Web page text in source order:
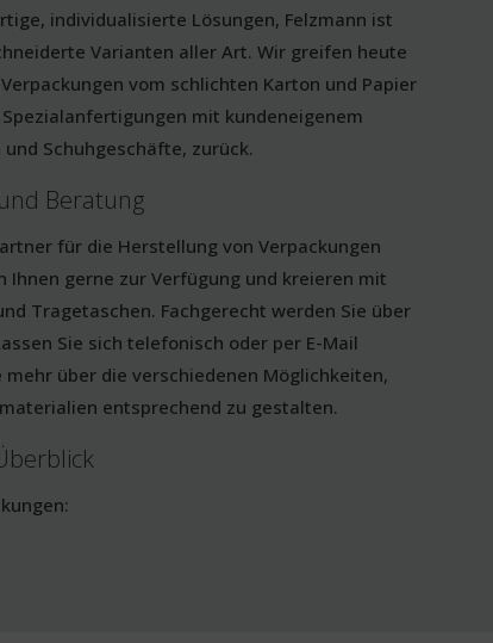
individualisierte Lösungen, Felzmann ist
Varianten aller Art. Wir greifen heute
vom schlichten Karton und Papier
mit kundeneigenem
Schuhgeschäfte, zurück.
Beratung
für die Herstellung von Verpackungen
gerne zur Verfügung und kreieren mit
Tragetaschen. Fachgerecht werden Sie über
Sie sich telefonisch oder per E-Mail
über die verschiedenen Möglichkeiten,
entsprechend zu gestalten.